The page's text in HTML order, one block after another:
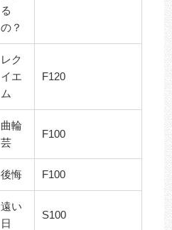
る
の？
レク
イエ
ム
F120
曲輪
芸
F100
後悔 F100
遠い
日
S100